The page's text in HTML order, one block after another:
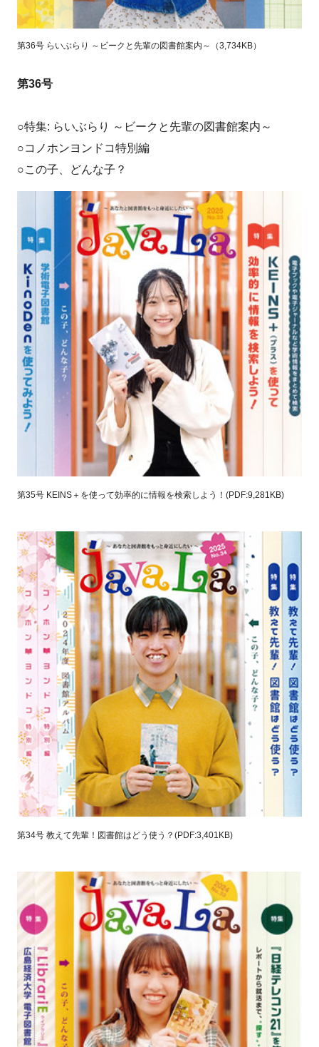
第36号 らいぶらり ～ビークと先輩の図書館案内～（3,734KB）
第36号
○特集: らいぶらり ～ビークと先輩の図書館案内～
○コノホンヨンドコ特別編
○この子、どんな子？
第35号 KEINS＋を使って効率的に情報を検索しよう！(PDF:9,281KB)
第34号 教えて先輩！図書館はどう使う？(PDF:3,401KB)